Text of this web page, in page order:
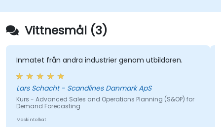
Vittnesmål (3)
Inmatet från andra industrier genom utbildaren.
Lars Schacht - Scandlines Danmark ApS
Kurs - Advanced Sales and Operations Planning (S&OP) for
Demand Forecasting
Maskintolkat